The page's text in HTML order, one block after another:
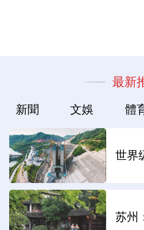
最新
新聞 文娛 體
世界
苏州